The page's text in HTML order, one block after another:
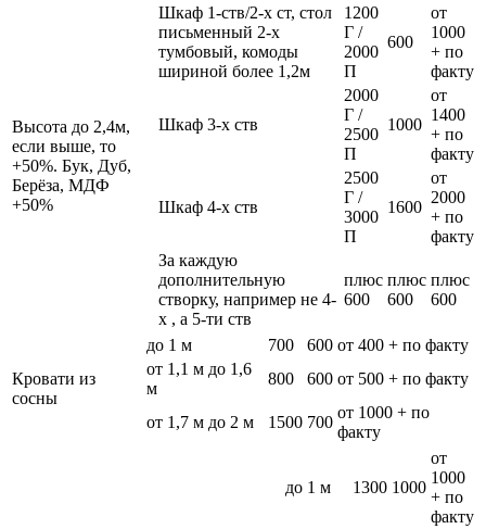
Высота до 2,4м,
если выше, то
+50%. Бук, Дуб,
Берёза, МДФ
+50%
Шкаф 1-ств/2-х ст, стол
письменный 2-х
тумбовый, комоды
шириной более 1,2м
1200
Г /
2000
П
600
от
1000
+ по
факту
Шкаф 3-х ств
2000
Г /
2500
П
1000
от
1400
+ по
факту
Шкаф 4-х ств
2500
Г /
3000
П
1600
от
2000
+ по
факту
За каждую
дополнительную
створку, например не 4-
х , а 5-ти ств
плюс
600
плюс
600
плюс
600
Кровати из
сосны
до 1 м 700 600 от 400 + по факту
от 1,1 м до 1,6
м
800 600 от 500 + по факту
от 1,7 м до 2 м 1500 700
от 1000 + по
факту
до 1 м 1300 1000
от
1000
+ по
факту